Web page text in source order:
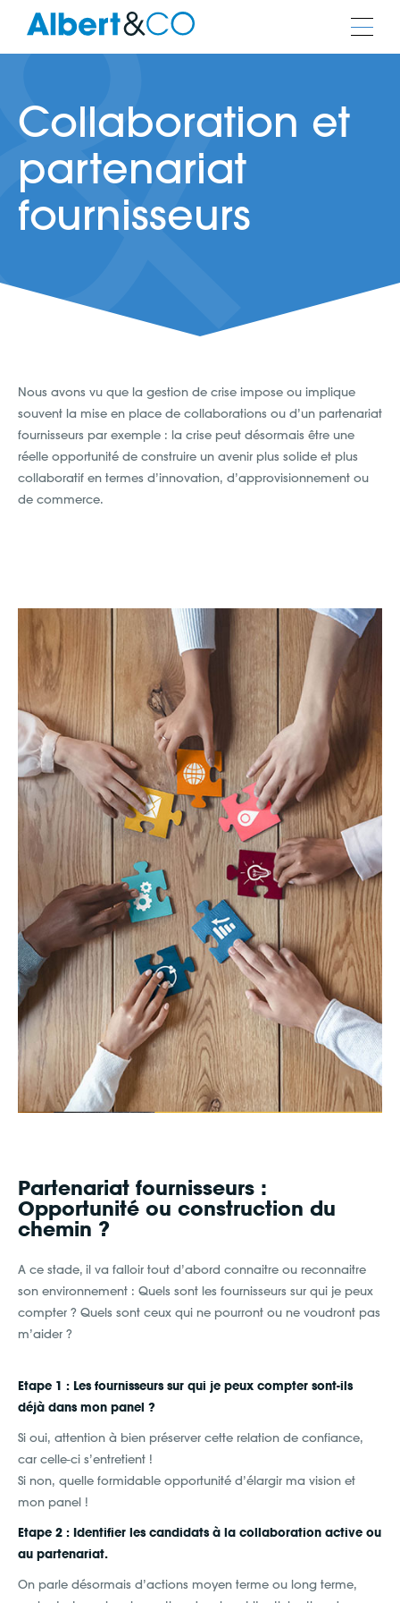
Collaboration et
partenariat
fournisseurs
Nous avons vu que la gestion de crise impose ou implique
souvent la mise en place de collaborations ou d’un partenariat
fournisseurs par exemple : la crise peut désormais être une
réelle opportunité de construire un avenir plus solide et plus
collaboratif en termes d’innovation, d’approvisionnement ou
de commerce.
Partenariat fournisseurs :
Opportunité ou construction du
chemin ?
A ce stade, il va falloir tout d’abord connaitre ou reconnaitre
son environnement : Quels sont les fournisseurs sur qui je peux
compter ? Quels sont ceux qui ne pourront ou ne voudront pas
m’aider ?
Etape 1 : Les fournisseurs sur qui je peux compter sont-ils
déjà dans mon panel ?
Si oui, attention à bien préserver cette relation de confiance,
car celle-ci s’entretient !
Si non, quelle formidable opportunité d’élargir ma vision et
mon panel !
Etape 2 : Identifier les candidats à la collaboration active ou
au partenariat.
On parle désormais d’actions moyen terme ou long terme,